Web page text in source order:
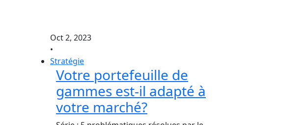
Oct 2, 2023
•
Stratégie
Votre portefeuille de
gammes est-il adapté à
votre marché?